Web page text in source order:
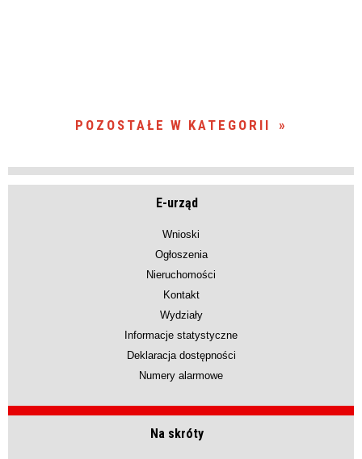
POZOSTAŁE W KATEGORII
E-urząd
Wnioski
Ogłoszenia
Nieruchomości
Kontakt
Wydziały
Informacje statystyczne
Deklaracja dostępności
Numery alarmowe
Na skróty